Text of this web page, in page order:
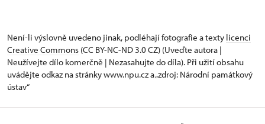
Není-li výslovně uvedeno jinak, podléhají fotografie a texty licenci
Creative Commons (CC BY-NC-ND 3.0 CZ) (Uveďte autora |
Neužívejte dílo komerčně | Nezasahujte do díla). Při užití obsahu
uvádějte odkaz na stránky www.npu.cz a „zdroj: Národní památkový
ústav“